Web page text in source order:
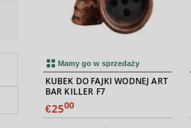
Mamy go w sprzedaży
KUBEK DO FAJKI WODNEJ ART
BAR KILLER F7
€2500